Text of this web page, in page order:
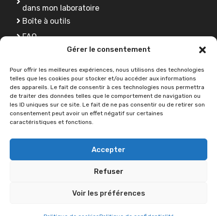
Gérer le consentement
Pour offrir les meilleures expériences, nous utilisons des technologies
telles que les cookies pour stocker et/ou accéder aux informations
des appareils. Le fait de consentir à ces technologies nous permettra
de traiter des données telles que le comportement de navigation ou
les ID uniques sur ce site. Le fait de ne pas consentir ou de retirer son
consentement peut avoir un effet négatif sur certaines
caractéristiques et fonctions.
Accepter
Refuser
Voir les préférences
dans mon laboratoire
Boîte à outils
FAQ
Une question ?
2026 © SCIENCE OUVERTE - Université de Lorraine
Politiques de confidentialité